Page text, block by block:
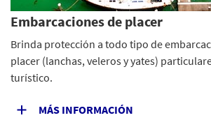
Embarcaciones de placer
Brinda protección a todo tipo de
placer (lanchas, veleros y yates)
turístico.
MÁS INFORMACIÓN